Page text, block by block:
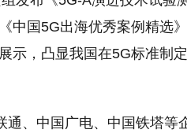
中国5G出海优秀案例精选
示，凸显我国在5G标准制
通、中国广电、中国铁塔等